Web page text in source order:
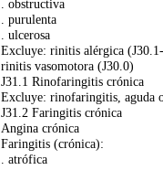
. obstructiva
. purulenta
. ulcerosa
Excluye: rinitis alérgica
rinitis vasomotora (J30.0)
J31.1 Rinofaringitis crónica
Excluye: rinofaringitis, aguda
J31.2 Faringitis crónica
Angina crónica
Faringitis (crónica):
. atrófica